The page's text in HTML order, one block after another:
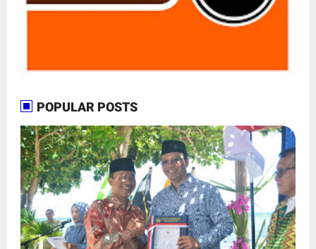
POPULAR POSTS